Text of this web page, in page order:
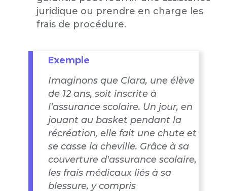
juridique ou prendre en charge les
frais de procédure.
Exemple
Imaginons que Clara, une élève
de 12 ans, soit inscrite à
l'assurance scolaire. Un jour, en
jouant au basket pendant la
récréation, elle fait une chute et
se casse la cheville. Grâce à sa
couverture d'assurance scolaire,
les frais médicaux liés à sa
blessure, y compris